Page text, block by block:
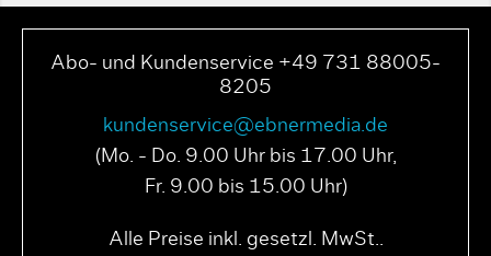
Abo- und Kundenservice +49 731 88005-
8205
kundenservice@ebnermedia.de
(Mo. - Do. 9.00 Uhr bis 17.00 Uhr,
Fr. 9.00 bis 15.00 Uhr)
Alle Preise inkl. gesetzl. MwSt..